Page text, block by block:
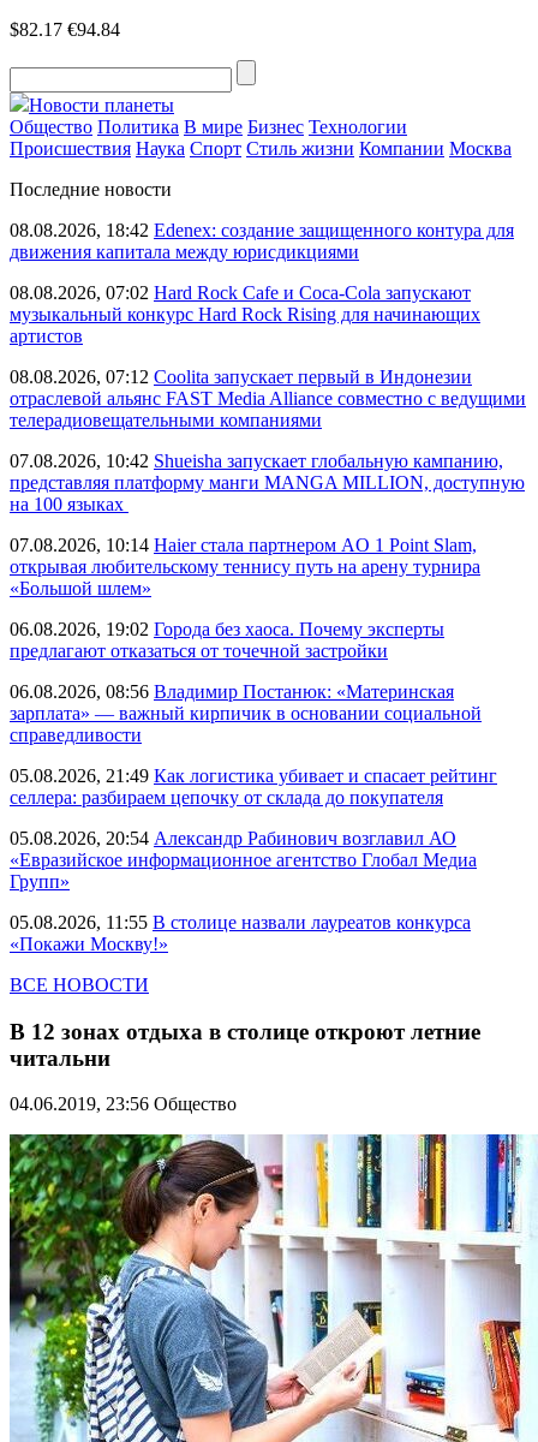
$82.17 €94.84
Новости планеты
Общество Политика В мире Бизнес Технологии
Происшествия Наука Спорт Стиль жизни Компании Москва
Последние новости
08.08.2026, 18:42 Edenex: создание защищенного контура для
движения капитала между юрисдикциями
08.08.2026, 07:02 Hard Rock Cafe и Coca-Cola запускают
музыкальный конкурс Hard Rock Rising для начинающих
артистов
08.08.2026, 07:12 Coolita запускает первый в Индонезии
отраслевой альянс FAST Media Alliance совместно с ведущими
телерадиовещательными компаниями
07.08.2026, 10:42 Shueisha запускает глобальную кампанию,
представляя платформу манги MANGA MILLION, доступную
на 100 языках
07.08.2026, 10:14 Haier стала партнером AO 1 Point Slam,
открывая любительскому теннису путь на арену турнира
«Большой шлем»
06.08.2026, 19:02 Города без хаоса. Почему эксперты
предлагают отказаться от точечной застройки
06.08.2026, 08:56 Владимир Постанюк: «Материнская
зарплата» — важный кирпичик в основании социальной
справедливости
05.08.2026, 21:49 Как логистика убивает и спасает рейтинг
селлера: разбираем цепочку от склада до покупателя
05.08.2026, 20:54 Александр Рабинович возглавил АО
«Евразийское информационное агентство Глобал Медиа
Групп»
05.08.2026, 11:55 В столице назвали лауреатов конкурса
«Покажи Москву!»
ВСЕ НОВОСТИ
В 12 зонах отдыха в столице откроют летние
читальни
04.06.2019, 23:56 Общество